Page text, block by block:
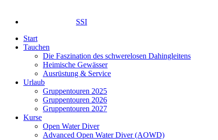
SSI
Start
Tauchen
Die Faszination des schwerelosen Dahingleitens
Heimische Gewässer
Ausrüstung & Service
Urlaub
Gruppentouren 2025
Gruppentouren 2026
Gruppentouren 2027
Kurse
Open Water Diver
Advanced Open Water Diver (AOWD)